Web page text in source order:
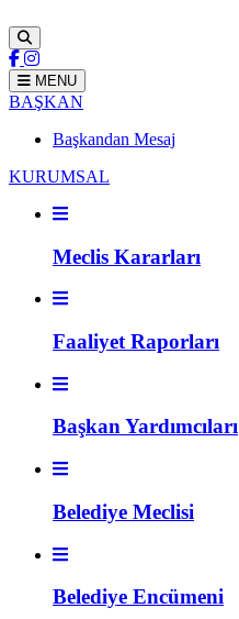
MENU
BAŞKAN
Başkandan Mesaj
KURUMSAL
Meclis Kararları
Faaliyet Raporları
Başkan Yardımcıları
Belediye Meclisi
Belediye Encümeni